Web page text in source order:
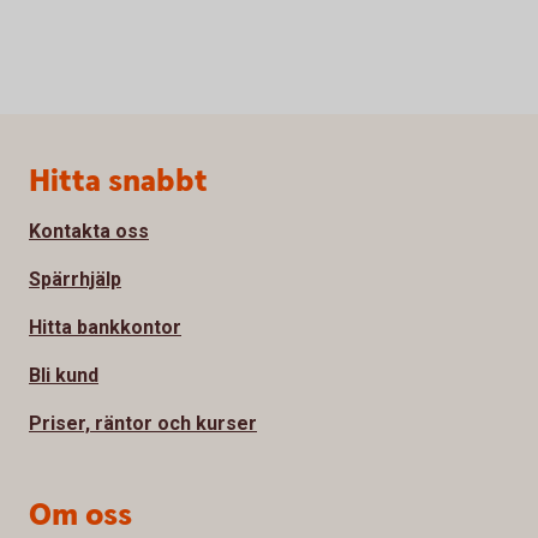
Sidfot
Hitta snabbt
Kontakta oss
Spärrhjälp
Hitta bankkontor
Bli kund
Priser, räntor och kurser
Om oss